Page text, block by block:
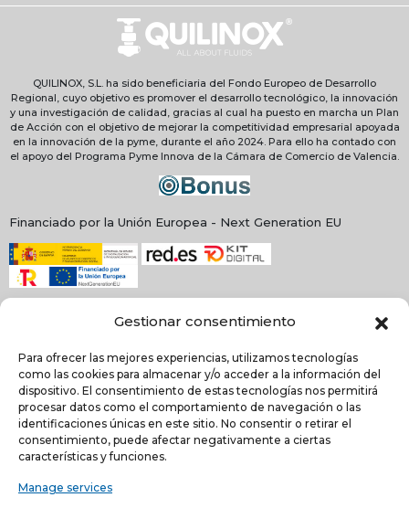
Gestionar consentimiento
Para ofrecer las mejores experiencias, utilizamos tecnologías
como las cookies para almacenar y/o acceder a la información del
dispositivo. El consentimiento de estas tecnologías nos permitirá
procesar datos como el comportamiento de navegación o las
identificaciones únicas en este sitio. No consentir o retirar el
consentimiento, puede afectar negativamente a ciertas
características y funciones.
Manage services
QUILINOX, S.L. ha sido beneficiaria del Fondo Europeo de Desarrollo
Regional, cuyo objetivo es promover el desarrollo tecnológico, la innovación
y una investigación de calidad, gracias al cual ha puesto en marcha un Plan
de Acción con el objetivo de mejorar la competitividad empresarial apoyada
en la innovación de la pyme, durante el año 2024. Para ello ha contado con
el apoyo del Programa Pyme Innova de la Cámara de Comercio de Valencia.
Financiado por la Unión Europea - Next Generation EU
NEWSLETTER